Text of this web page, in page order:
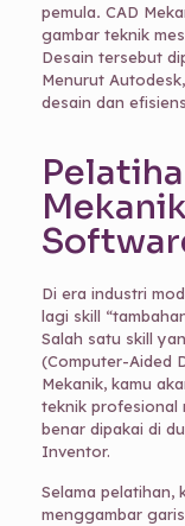
pemula. CAD
gambar teknik
Desain tersebut
Menurut
desain dan
Di era industri
lagi skill
Salah satu skill
(Computer-Aided
Mekanik, kamu
teknik profesional
benar dipakai di
Inventor.
Selama pelatihan,
menggambar